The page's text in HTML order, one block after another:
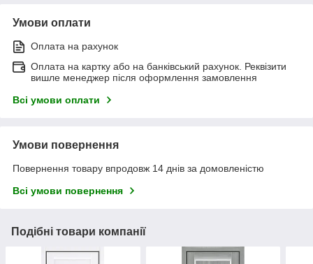
Умови оплати
Оплата на рахунок
Оплата на картку або на банківський рахунок. Реквізити
вишле менеджер після оформлення замовлення
Всі умови оплати
Умови повернення
Повернення товару впродовж 14 днів за домовленістю
Всі умови повернення
Подібні товари компанії